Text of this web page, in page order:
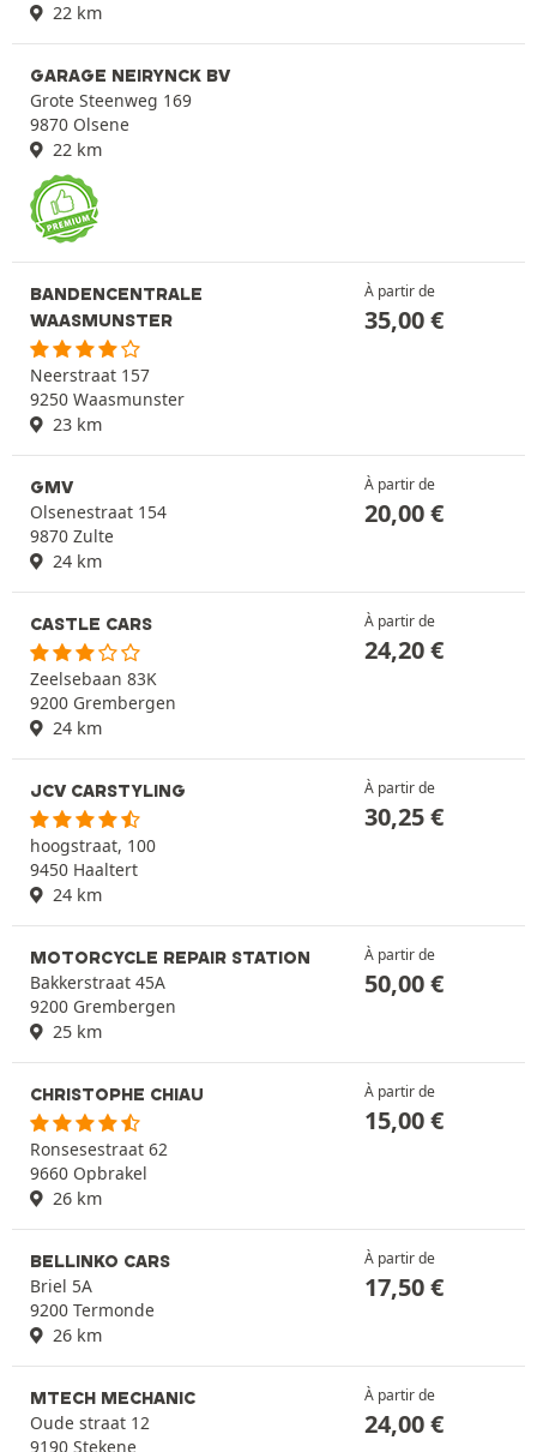
22 km
GARAGE NEIRYNCK BV
Grote Steenweg 169
9870 Olsene
22 km
BANDENCENTRALE
WAASMUNSTER
Neerstraat 157
9250 Waasmunster
23 km
À partir de
35,00€
GMV
Olsenestraat 154
9870 Zulte
24 km
À partir de
20,00€
CASTLE CARS
Zeelsebaan 83K
9200 Grembergen
24 km
À partir de
24,20€
JCV CARSTYLING
hoogstraat, 100
9450 Haaltert
24 km
À partir de
30,25€
MOTORCYCLE REPAIR STATION
Bakkerstraat 45A
9200 Grembergen
25 km
À partir de
50,00€
CHRISTOPHE CHIAU
Ronsesestraat 62
9660 Opbrakel
26 km
À partir de
15,00€
BELLINKO CARS
Briel 5A
9200 Termonde
26 km
À partir de
17,50€
MTECH MECHANIC
Oude straat 12
9190 Stekene
À partir de
24,00€